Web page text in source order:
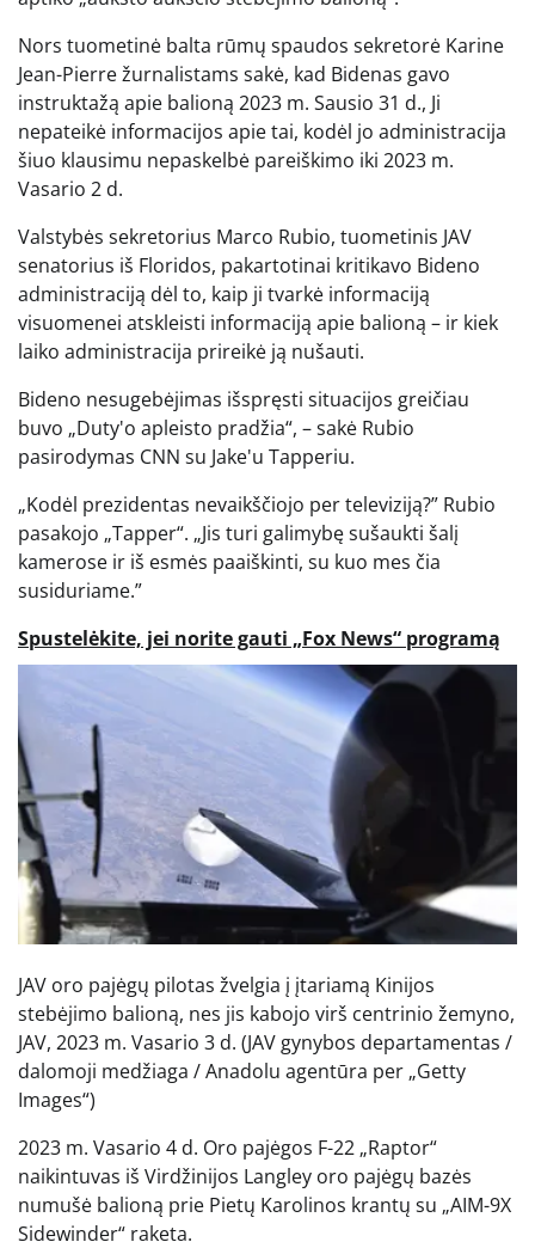
Nors tuometinė balta rūmų spaudos sekretorė Karine
Jean-Pierre žurnalistams sakė, kad Bidenas gavo
instruktažą apie balioną 2023 m. Sausio 31 d., Ji
nepateikė informacijos apie tai, kodėl jo administracija
šiuo klausimu nepaskelbė pareiškimo iki 2023 m.
Vasario 2 d.
Valstybės sekretorius Marco Rubio, tuometinis JAV
senatorius iš Floridos, pakartotinai kritikavo Bideno
administraciją dėl to, kaip ji tvarkė informaciją
visuomenei atskleisti informaciją apie balioną – ir kiek
laiko administracija prireikė ją nušauti.
Bideno nesugebėjimas išspręsti situacijos greičiau
buvo „Duty'o apleisto pradžia“, – sakė Rubio
pasirodymas CNN su Jake'u Tapperiu.
„Kodėl prezidentas nevaikščiojo per televiziją?” Rubio
pasakojo „Tapper“. „Jis turi galimybę sušaukti šalį
kamerose ir iš esmės paaiškinti, su kuo mes čia
susiduriame.”
Spustelėkite, jei norite gauti „Fox News“ programą
JAV oro pajėgų pilotas žvelgia į įtariamą Kinijos
stebėjimo balioną, nes jis kabojo virš centrinio žemyno,
JAV, 2023 m. Vasario 3 d. (JAV gynybos departamentas /
dalomoji medžiaga / Anadolu agentūra per „Getty
Images“)
2023 m. Vasario 4 d. Oro pajėgos F-22 „Raptor“
naikintuvas iš Virdžinijos Langley oro pajėgų bazės
numušė balioną prie Pietų Karolinos krantų su „AIM-9X
Sidewinder“ raketa.